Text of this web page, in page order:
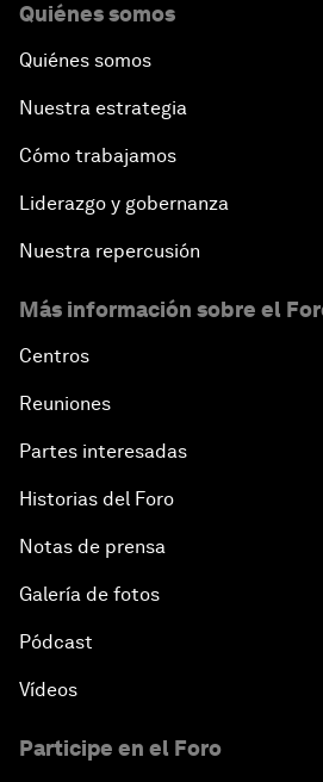
Quiénes somos
Quiénes somos
Nuestra estrategia
Cómo trabajamos
Liderazgo y gobernanza
Nuestra repercusión
Más información sobre el
Centros
Reuniones
Partes interesadas
Historias del Foro
Notas de prensa
Galería de fotos
Pódcast
Vídeos
Participe en el Foro